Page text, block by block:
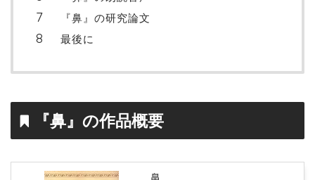
『鼻』の研究論文
最後に
『鼻』の作品概要